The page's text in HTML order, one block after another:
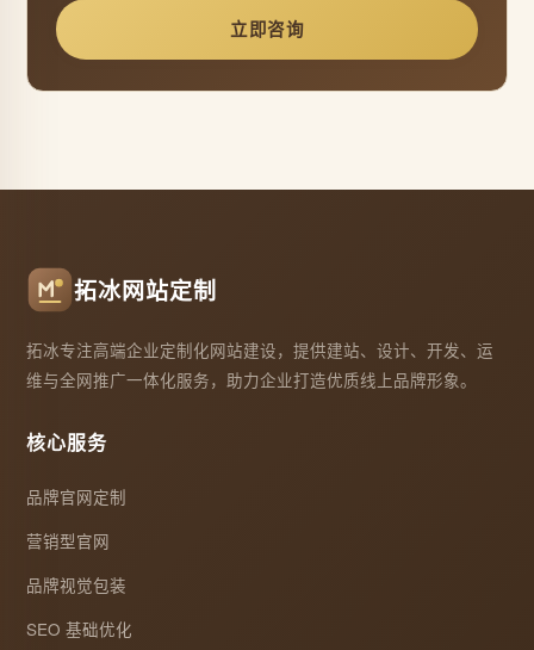
立即咨询
拓冰网站定制
拓冰专注高端企业定制化网站建设，提供建站、设计、开发、运
维与全网推广一体化服务，助力企业打造优质线上品牌形象。
核心服务
品牌官网定制
营销型官网
品牌视觉包装
SEO 基础优化